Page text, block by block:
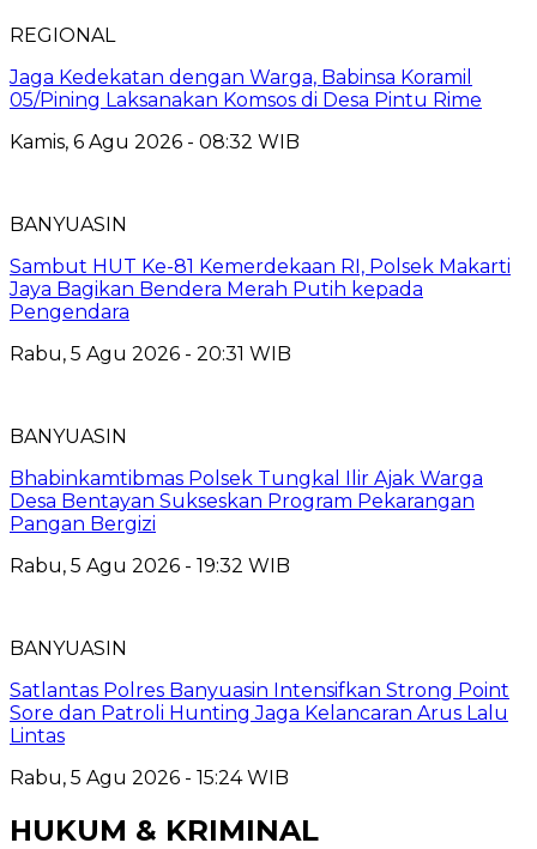
REGIONAL
Jaga Kedekatan dengan Warga, Babinsa Koramil
05/Pining Laksanakan Komsos di Desa Pintu Rime
Kamis, 6 Agu 2026 - 08:32 WIB
BANYUASIN
Sambut HUT Ke-81 Kemerdekaan RI, Polsek Makarti
Jaya Bagikan Bendera Merah Putih kepada
Pengendara
Rabu, 5 Agu 2026 - 20:31 WIB
BANYUASIN
Bhabinkamtibmas Polsek Tungkal Ilir Ajak Warga
Desa Bentayan Sukseskan Program Pekarangan
Pangan Bergizi
Rabu, 5 Agu 2026 - 19:32 WIB
BANYUASIN
Satlantas Polres Banyuasin Intensifkan Strong Point
Sore dan Patroli Hunting Jaga Kelancaran Arus Lalu
Lintas
Rabu, 5 Agu 2026 - 15:24 WIB
HUKUM & KRIMINAL